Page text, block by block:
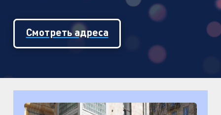
Смотреть адреса